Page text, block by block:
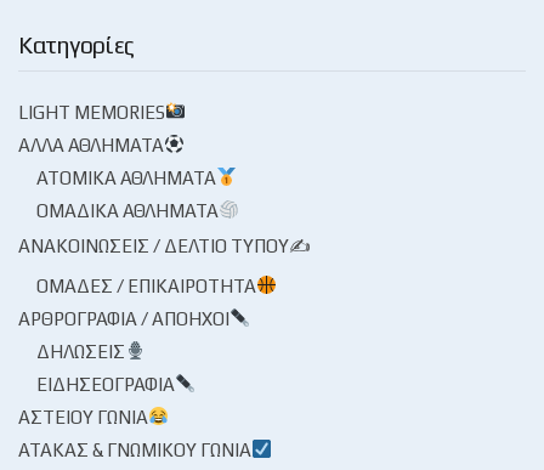
Κατηγορίες
LIGHT MEMORIES
ΆΛΛΑ ΑΘΛΉΜΑΤΑ
ΑΤΟΜΙΚΆ ΑΘΛΉΜΑΤΑ
ΟΜΑΔΙΚΆ ΑΘΛΉΜΑΤΑ
ΑΝΑΚΟΙΝΏΣΕΙΣ / ΔΕΛΤΊΟ ΤΎΠΟΥ✍
ΟΜΆΔΕΣ / ΕΠΙΚΑΙΡΌΤΗΤΑ
ΑΡΘΡΟΓΡΑΦΊΑ / ΑΠΌΗΧΟΙ
ΔΗΛΏΣΕΙΣ
ΕΙΔΗΣΕΟΓΡΑΦΊΑ
ΑΣΤΕΊΟΥ ΓΩΝΊΑ
ΑΤΆΚΑΣ & ΓΝΩΜΙΚΟΎ ΓΩΝΊΑ